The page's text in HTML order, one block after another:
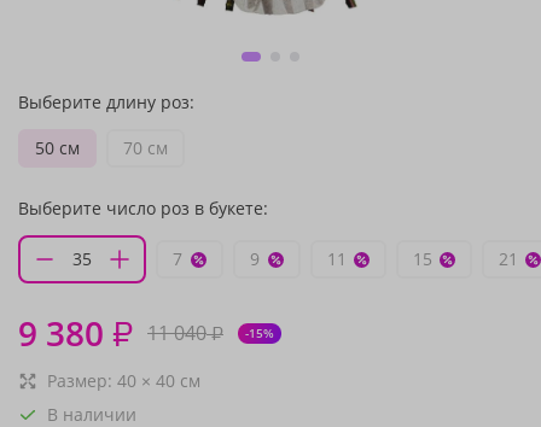
Выберите длину роз:
50 см
70 см
Выберите число роз в букете:
7 9 11 15 21
9 380 ₽ 11 040₽ -15%
Размер: 40 × 40 см
В наличии